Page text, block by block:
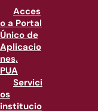
Acces
o a Portal
Único de
Aplicacio
nes,
PUA
Servici
os
institucio